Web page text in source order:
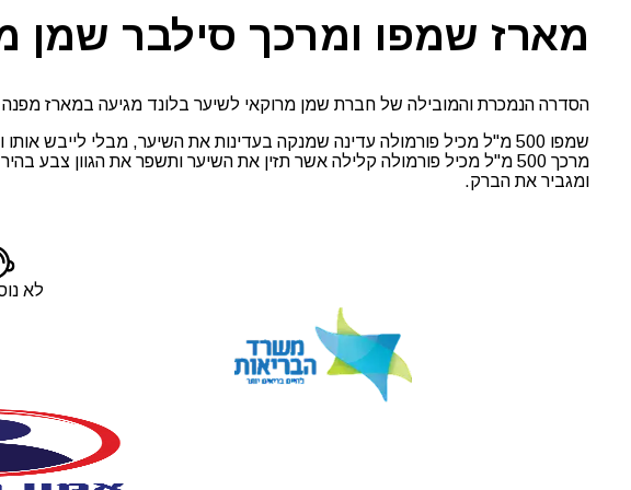
מארז שמפו ומרכך סילבר שמן
הסדרה הנמכרת והמובילה של חברת שמן מרוקאי לשיער בלונד מגיעה במארז
שמפו 500 מ"ל מכיל פורמולה עדינה שמנקה בעדינות את השיער, מבלי לייבש אותו ומבוססת על טכנולוגית ArganID המשקמת את השיער מהפנים אל החוץ.
מרכך 500 מ"ל מכיל פורמולה קלילה אשר תזין את השיער ותשפר את הגוון
ומגביר את הברק.
לא